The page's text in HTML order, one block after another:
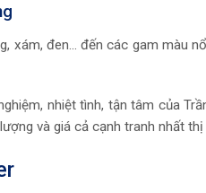
xám, đen… đến các gam màu
nhiệt tình, tận tâm của
và giá cả cạnh tranh nhất